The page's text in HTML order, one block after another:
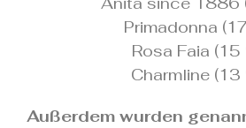
Primadonna
Rosa Faia (15
Charmline (13
Außerdem wurden